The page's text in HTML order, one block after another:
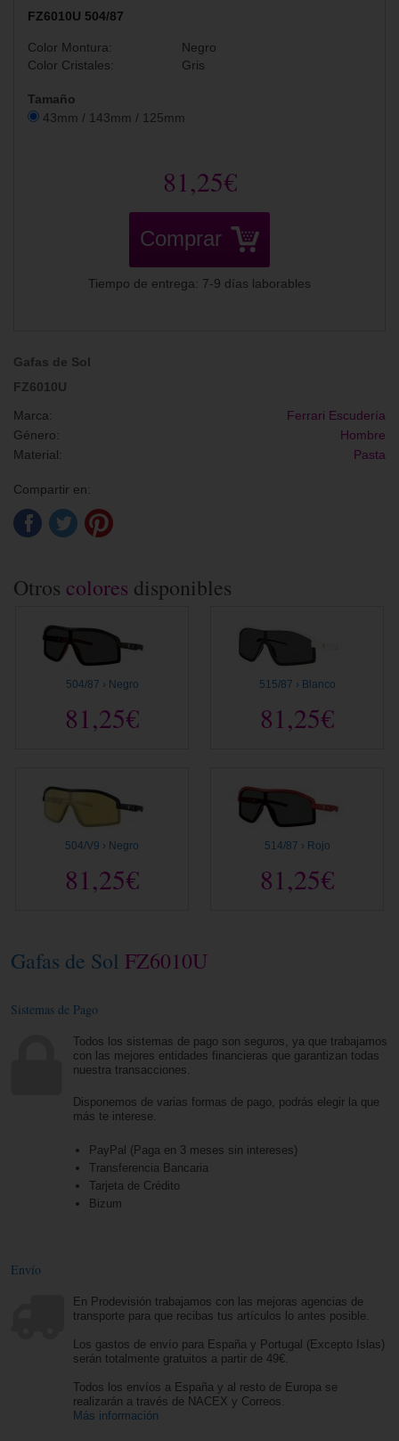
FZ6010U 504/87
Color Montura:
Negro
Color Cristales:
Gris
Tamaño
43mm / 143mm / 125mm
81,25€
Comprar
Tiempo de entrega: 7-9 días laborables
Gafas de Sol
FZ6010U
Marca:
Ferrari Escudería
Género:
Hombre
Material:
Pasta
Compartir en:
Otros colores disponibles
504/87 › Negro
81,25€
515/87 › Blanco
81,25€
504/V9 › Negro
81,25€
514/87 › Rojo
81,25€
Gafas de Sol FZ6010U
Sistemas de Pago
Todos los sistemas de pago son seguros, ya que trabajamos
con las mejores entidades financieras que garantizan todas
nuestra transacciones.
Disponemos de varias formas de pago, podrás elegir la que
más te interese.
PayPal (Paga en 3 meses sin intereses)
Transferencia Bancaria
Tarjeta de Crédito
Bizum
Envío
En Prodevisión trabajamos con las mejoras agencias de
transporte para que recibas tus artículos lo antes posible.
Los gastos de envío para España y Portugal (Excepto Islas)
serán totalmente gratuitos a partir de 49€.
Todos los envíos a España y al resto de Europa se
realizarán a través de NACEX y Correos.
Más información